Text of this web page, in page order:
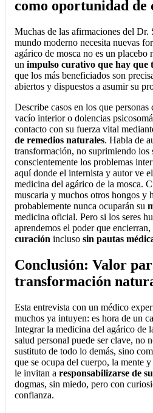
como oportunidad de
Muchas de las afirmaciones del Dr.
mundo moderno necesita nuevas
agárico de mosca no es un placebo
un impulso curativo que hay que
que los más beneficiados son
abiertos y dispuestos a asumir su
Describe casos en los que
vacío interior o dolencias
contacto con su fuerza vital
de remedios naturales. Habla de
transformación, no suprimiendo
conscientemente los problemas
aquí donde el internista y autor ve el
medicina del agárico de la mosca.
muscaria y muchos otros hongos y
probablemente nunca ocuparán su
medicina oficial. Pero si los seres
aprendemos el poder que
curación incluso sin pautas
Conclusión: Valor
transformación
Esta entrevista con un médico
muchos ya intuyen: es hora de un
Integrar la medicina del agárico de
salud personal puede ser clave, no
sustituto de todo lo demás, sino
que se ocupa del cuerpo, la mente
le invitan a responsabilizarse de
dogmas, sin miedo, pero con
confianza.